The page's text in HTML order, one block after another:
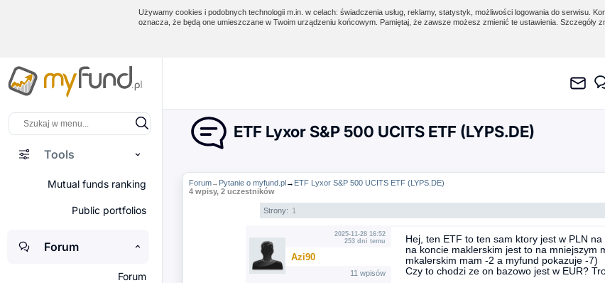
Używamy cookies i podobnych technologii m.in. w celach: świadczenia usług, reklamy, statystyk, możliwości logowania do serwisu.
oznacza, że będą one umieszczane w Twoim urządzeniu końcowym. Pamiętaj, że zawsze możesz zmienić te ustawienia. Szczegóły
Tools
Mutual funds ranking
Public portfolios
Forum
Forum
ETF Lyxor S&P 500 UCITS ETF (LYPS.DE)
Forum→ Pytanie o myfund.pl→ ETF Lyxor S&P 500 UCITS ETF (LYPS.DE)
4 wpisy, 2 uczestników
Strony: 1
2025-11-28 16:52
253 dni temu
Azi90
11 wpisów
Hej, ten ETF to ten sam ktory jest w PLN
na koncie maklerskim jest to na mniejszym
mkalerskim mam -2 a myfund pokazuje -7)
Czy to chodzi ze on bazowo jest w EUR?